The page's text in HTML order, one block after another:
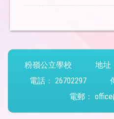
粉嶺公立學校 地址
電話： 26702297
電郵：